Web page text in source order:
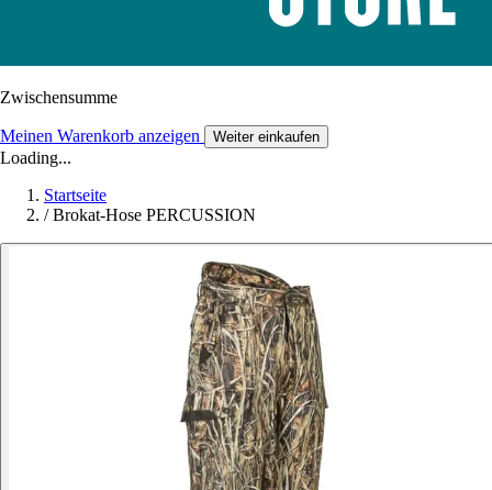
Zwischensumme
Meinen Warenkorb anzeigen Weiter einkaufen
Loading...
Startseite
/ Brokat-Hose PERCUSSION